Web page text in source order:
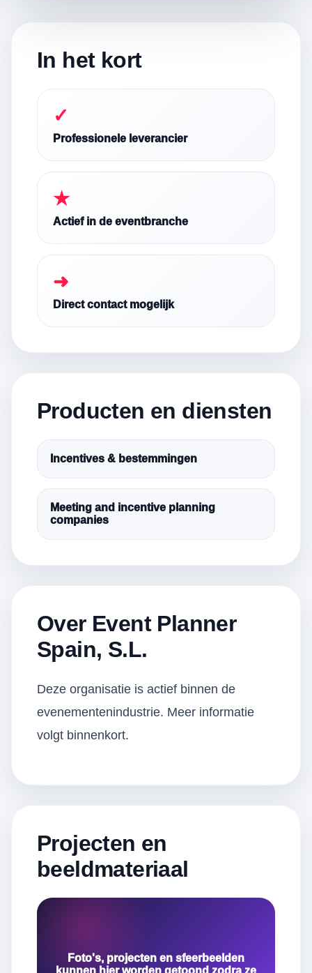
In het kort
✓
Professionele leverancier
★
Actief in de eventbranche
➜
Direct contact mogelijk
Producten en diensten
Incentives & bestemmingen
Meeting and incentive planning
companies
Over Event Planner
Spain, S.L.
Deze organisatie is actief binnen de
evenementenindustrie. Meer informatie
volgt binnenkort.
Projecten en
beeldmateriaal
Foto's, projecten en sfeerbeelden
kunnen hier worden getoond zodra ze